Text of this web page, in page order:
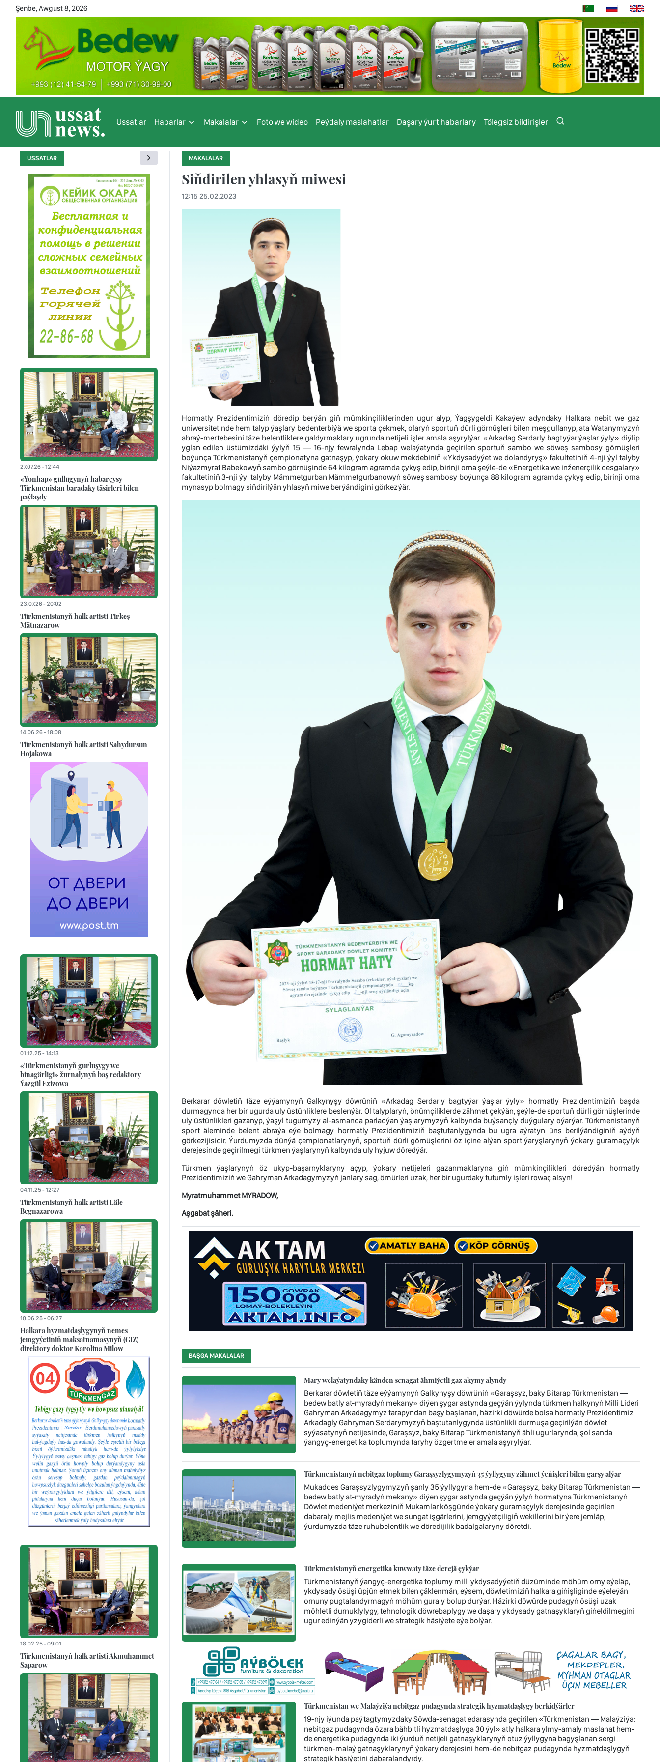
Şenbe, Awgust 8, 2026
Ussatlar Habarlar Makalalar Foto we wideo Peýdaly maslahatlar Daşary ýurt habarlary Tölegsiz bildirişler
MAKALALAR
Siňdirilen yhlasyň miwesi
12:15 25.02.2023
Hormatly Prezidentimiziň döredip berýän giň mümkinçiliklerinden ugur alyp, Ýagşygeldi Kakaýew adyndaky Halkara nebit we gaz
uniwersitetinde hem talyp ýaşlary bedenterbiýä we sporta çekmek, olaryň sportuň dürli görnüşleri bilen meşgullanyp, ata Watanymyzyň
abraý-mertebesini täze belentliklere galdyrmaklary ugrunda netijeli işler amala aşyrylýar. «Arkadag Serdarly bagtyýar ýaşlar ýyly» diýlip
yglan edilen üstümizdäki ýylyň 15 — 16-njy fewralynda Lebap welaýatynda geçirilen sportuň sambo we söweş sambosy görnüşleri
boýunça Türkmenistanyň çempionatyna gatnaşyp, ýokary okuw mekdebiniň «Ykdysadyýet we dolandyryş» fakultetiniň 4-nji ýyl talyby
Niýazmyrat Babekowyň sambo görnüşinde 64 kilogram agramda çykyş edip, birinji orna şeýle-de «Energetika we inženerçilik desgalary»
fakultetiniň 3-nji ýyl talyby Mämmetgurban Mämmetgurbanowyň söweş sambosy boýunça 88 kilogram agramda çykyş edip, birinji orna
mynasyp bolmagy siňdirilýän yhlasyň miwe berýändigini görkezýär.
Berkarar döwletiň täze eýýamynyň Galkynyşy döwrüniň «Arkadag Serdarly bagtyýar ýaşlar ýyly» hormatly Prezidentimiziň başda
durmagynda her bir ugurda uly üstünliklere beslenýär. Ol talyplaryň, önümçiliklerde zähmet çekýän, şeýle-de sportuň dürli görnüşlerinde
uly üstünlikleri gazanyp, ýaşyl tugumyzy al-asmanda parladýan ýaşlarymyzyň kalbynda buýsançly duýgulary oýarýar. Türkmenistanyň
sport äleminde belent abraýa eýe bolmagy hormatly Prezidentimiziň baştutanlygynda bu ugra aýratyn üns berilýändiginiň aýdyň
görkezijisidir. Ýurdumyzda dünýä çempionatlarynyň, sportuň dürli görnüşlerini öz içine alýan sport ýaryşlarynyň ýokary guramaçylyk
derejesinde geçirilmegi türkmen ýaşlarynyň kalbynda uly hyjuw döredýär.
Türkmen ýaşlarynyň öz ukyp-başarnyklaryny açyp, ýokary netijeleri gazanmaklaryna giň mümkinçilikleri döredýän hormatly
Prezidentimiziň we Gahryman Arkadagymyzyň janlary sag, ömürleri uzak, her bir ugurdaky tutumly işleri rowaç alsyn!
Myratmuhammet MYRADOW,
Aşgabat şäheri.
BAŞGA MAKALALAR
Mary welaýatyndaky känden senagat ähmiýetli gaz akymy alyndy
Berkarar döwletiň täze eýýamynyň Galkynyşy döwrüniň «Garaşsyz, baky Bitarap Türkmenistan —
bedew batly at-myradyň mekany» diýen şygar astynda geçýän ýylynda türkmen halkynyň Milli Lideri
Gahryman Arkadagymyz tarapyndan başy başlanan, häzirki döwürde bolsa hormatly Prezidentimiz
Arkadagly Gahryman Serdarymyzyň baştutanlygynda üstünlikli durmuşa geçirilýän döwlet
syýasatynyň netijesinde, Garaşsyz, baky Bitarap Türkmenistanyň ähli ugurlarynda, şol sanda
ýangyç-energetika toplumynda taryhy özgertmeler amala aşyrylýar.
Türkmenistanyň nebitgaz toplumy Garaşsyzlygymyzyň 35 ýyllygyny zähmet ýeňişleri bilen garşy alýar
Mukaddes Garaşsyzlygymyzyň şanly 35 ýyllygyna hem-de «Garaşsyz, baky Bitarap Türkmenistan —
bedew batly at-myradyň mekany» diýen şygar astynda geçýän ýylyň hormatyna Türkmenistanyň
Döwlet medeniýet merkeziniň Mukamlar köşgünde ýokary guramaçylyk derejesinde geçirilen
dabaraly mejlis medeniýet we sungat işgärlerini, jemgyýetçiligiň wekillerini bir ýere jemläp,
ýurdumyzda täze ruhubelentlik we döredijilik badalgalaryny döretdi.
Türkmenistanyň energetika kuwwaty täze derejä çykýar
Türkmenistanyň ýangyç-energetika toplumy milli ykdysadyýetiň düzüminde möhüm orny eýeläp,
ykdysady ösüşi üpjün etmek bilen çäklenmän, eýsem, döwletimiziň halkara giňişliginde eýeleýän
ornuny pugtalandyrmagyň möhüm guraly bolup durýar. Häzirki döwürde pudagyň ösüşi uzak
möhletli durnuklylygy, tehnologik döwrebaplygy we daşary ykdysady gatnaşyklaryň giňeldilmegini
ugur edinýän yzygiderli we strategik häsiýete eýe bolýar.
Türkmenistan we Malaýziýa nebitgaz pudagynda strategik hyzmatdaşlygy berkidýärler
19-njy iýunda paýtagtymyzdaky Söwda-senagat edarasynda geçirilen «Türkmenistan — Malaýziýa:
nebitgaz pudagynda özara bähbitli hyzmatdaşlyga 30 ýyl» atly halkara ylmy-amaly maslahat hem-
de energetika pudagynda iki ýurduň netijeli gatnaşyklarynyň otuz ýyllygyna bagyşlanan sergi
türkmen-malaý gatnaşyklarynyň ýokary derejesini hem-de nebitgaz pudagynda hyzmatdaşlygyň
strategik häsiýetini dabaralandyrdy.
USSATLAR
27.07.26 - 12:44
«Yonhap» gullugynyň habarçysy
Türkmenistan baradaky täsirleri bilen
paýlaşdy
23.07.26 - 20:02
Türkmenistanyň halk artisti Tirkeş
Mätnazarow
14.06.26 - 18:08
Türkmenistanyň halk artisti Sahydursun
Hojakowa
01.12.25 - 14:13
«Türkmenistanyň gurluşygy we
binagärligi» žurnalynyň baş redaktory
Ýazgül Ezizowa
04.11.25 - 12:27
Türkmenistanyň halk artisti Läle
Begnazarowa
10.06.25 - 06:27
Halkara hyzmatdaşlygynyň nemes
jemgyýetiniň maksatnamasynyň (GIZ)
direktory doktor Karolina Milow
18.02.25 - 09:01
Türkmenistanyň halk artisti Akmuhammet
Saparow